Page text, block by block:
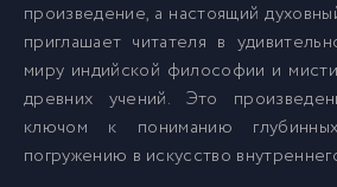
8 008
9 009
произведение, а настоящий
приглашает читателя в
миру индийской философии и
древних учений. Это
ключом к пониманию
погружению в искусство